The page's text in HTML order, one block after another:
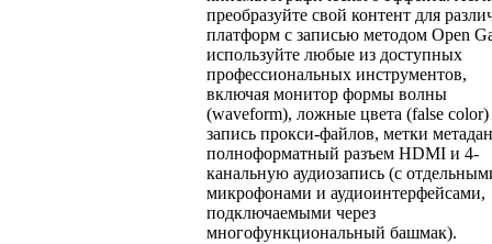
преобразуйте свой контент для
платформ с записью методом Open
используйте любые из доступных
профессиональных инструментов,
включая монитор формы волны
(waveform), ложные цвета (false color)
запись прокси-файлов, метки
полноформатный разъем HDMI и 4-
канальную аудиозапись (с
микрофонами и аудиоинтерфейсами,
подключаемыми через
многофункциональный башмак).